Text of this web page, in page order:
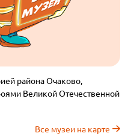
района Очаково,
Великой Отечественной
Все музеи на карте